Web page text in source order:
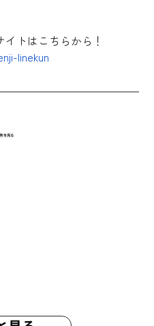
トはこちらから！
linekun
を見る